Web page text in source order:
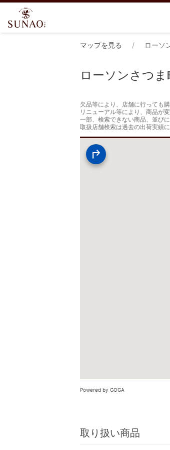
マップを見る ローソ
ローソンさつ
欠品等により、店舗に行っても
リニューアル等により、商品が
一部、検索できない商品、並び
取扱店舗検索は過去の出荷実績
Powered by GOGA
取り扱い商品